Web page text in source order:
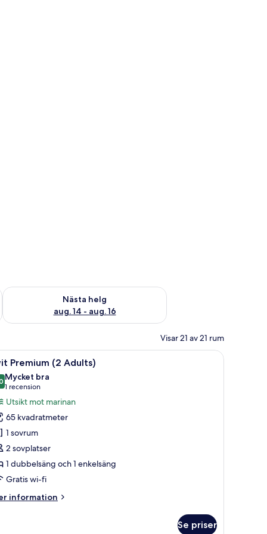
aug. 7 - aug. 9
Nästa helg
aug. 14 - aug. 16
Kontrollera tillgängligheten för nästa helg aug. 14 - aug. 16
Visar 21 av 21 rum
ett runt träbord med en grön vas, en flätad stol och en
Ett modernt vardagsrum med ett glasbord,
10Premium (2 Adults)
av 10
Mycket bra
1 recension
(1 recension)
Utsikt mot marinan
65 kvadratmeter
1 sovrum
2 sovplatser
1 dubbelsäng och 1 enkelsäng
Gratis wi-fi
information
Se priser